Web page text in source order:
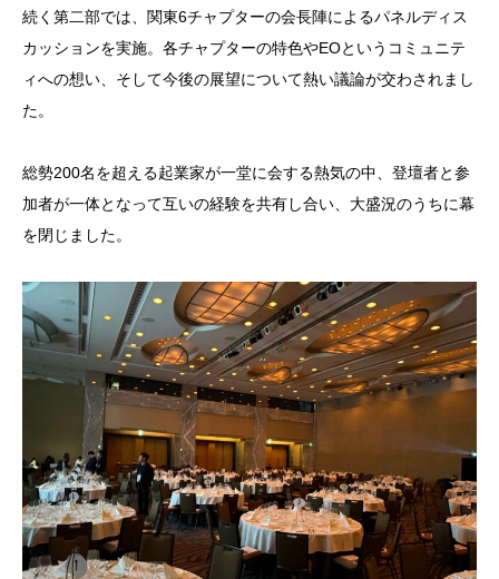
続く第二部では、関東6チャプターの会長陣によるパネルディス
カッションを実施。各チャプターの特色やEOというコミュニテ
ィへの想い、そして今後の展望について熱い議論が交わされまし
た。
総勢200名を超える起業家が一堂に会する熱気の中、登壇者と参
加者が一体となって互いの経験を共有し合い、大盛況のうちに幕
を閉じました。